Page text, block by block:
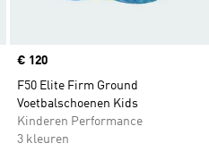
Price
€ 120
F50 Elite Firm Ground
Voetbalschoenen Kids
Kinderen Performance
3 kleuren